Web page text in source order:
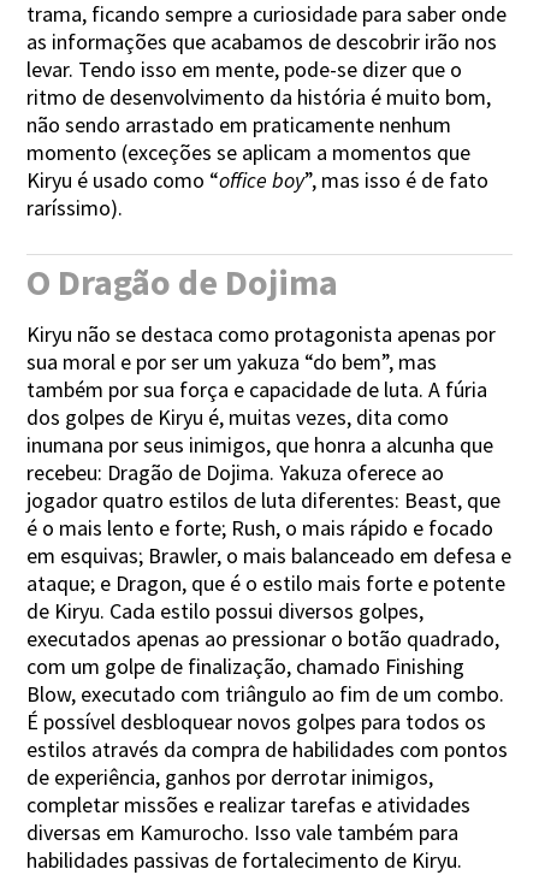
trama, ficando sempre a curiosidade para saber onde
as informações que acabamos de descobrir irão nos
levar. Tendo isso em mente, pode-se dizer que o
ritmo de desenvolvimento da história é muito bom,
não sendo arrastado em praticamente nenhum
momento (exceções se aplicam a momentos que
Kiryu é usado como “office boy”, mas isso é de fato
raríssimo).
O Dragão de Dojima
Kiryu não se destaca como protagonista apenas por
sua moral e por ser um yakuza “do bem”, mas
também por sua força e capacidade de luta. A fúria
dos golpes de Kiryu é, muitas vezes, dita como
inumana por seus inimigos, que honra a alcunha que
recebeu: Dragão de Dojima. Yakuza oferece ao
jogador quatro estilos de luta diferentes: Beast, que
é o mais lento e forte; Rush, o mais rápido e focado
em esquivas; Brawler, o mais balanceado em defesa e
ataque; e Dragon, que é o estilo mais forte e potente
de Kiryu. Cada estilo possui diversos golpes,
executados apenas ao pressionar o botão quadrado,
com um golpe de finalização, chamado Finishing
Blow, executado com triângulo ao fim de um combo.
É possível desbloquear novos golpes para todos os
estilos através da compra de habilidades com pontos
de experiência, ganhos por derrotar inimigos,
completar missões e realizar tarefas e atividades
diversas em Kamurocho. Isso vale também para
habilidades passivas de fortalecimento de Kiryu.